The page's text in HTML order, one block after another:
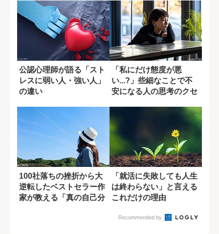
公認心理師が語る「スト
レスに弱い人・強い人」
の違い
「私にだけ態度が悪
い...?」些細なことで不
安になる人の思考のクセ
100社落ちの挫折から大
逆転したベストセラー作
家が教える「真の自己分
「就活に失敗しても人生
は終わらない」と言える
これだけの理由
Recommended by